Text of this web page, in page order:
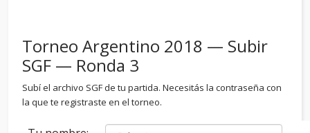
Torneo Argentino 2018 — Subir
SGF — Ronda 3
Subí el archivo SGF de tu partida. Necesitás la contraseña con
la que te registraste en el torneo.